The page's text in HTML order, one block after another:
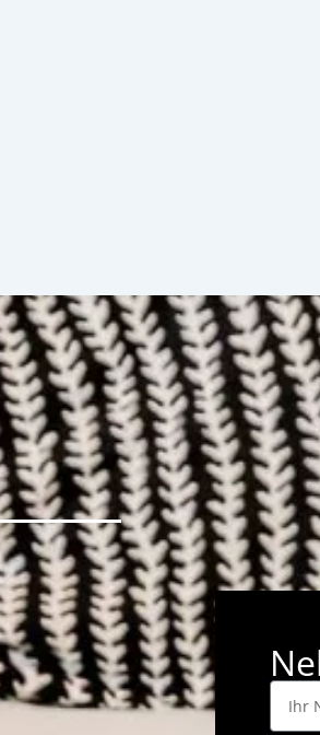
Ihr
Name*